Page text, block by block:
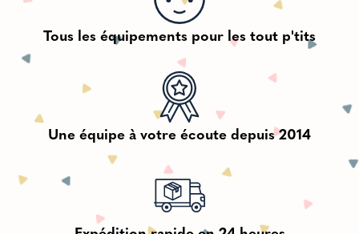
Tous les équipements pour les tout p'tits
Une équipe à votre écoute depuis 2014